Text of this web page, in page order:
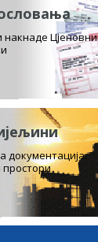
документација.